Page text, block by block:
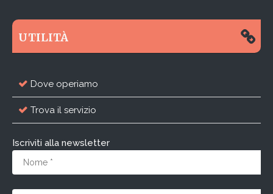
UTILITÀ
Dove operiamo
Trova il servizio
Iscriviti alla newsletter